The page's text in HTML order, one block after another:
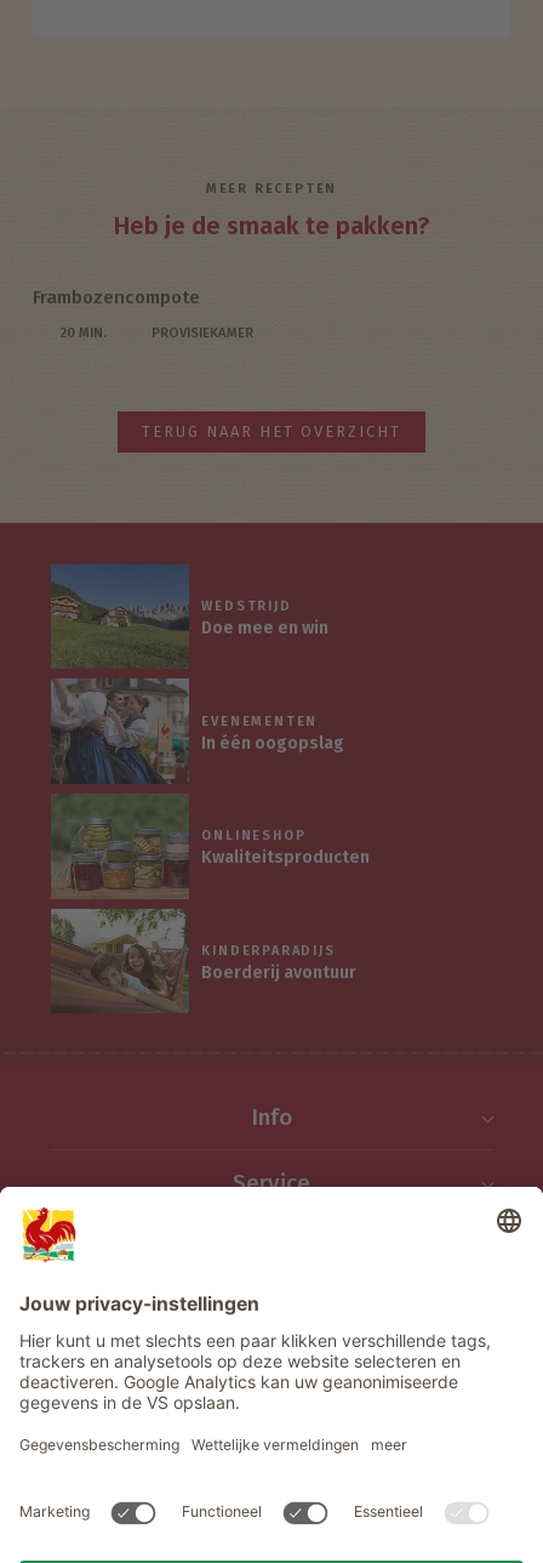
MEER RECEPTEN
Heb je de smaak te pakken?
Frambozencompote
20 MIN. PROVISIEKAMER
TERUG NAAR HET OVERZICHT
WEDSTRIJD
Doe mee en win
EVENEMENTEN
In één oogopslag
ONLINESHOP
Kwaliteitsproducten
KINDERPARADIJS
Boerderij avontuur
Info
Service
Nieuwsbrief
© Roter Hahn - Het kwaliteitszegel van Zuid-Tiroolse boerderijen .